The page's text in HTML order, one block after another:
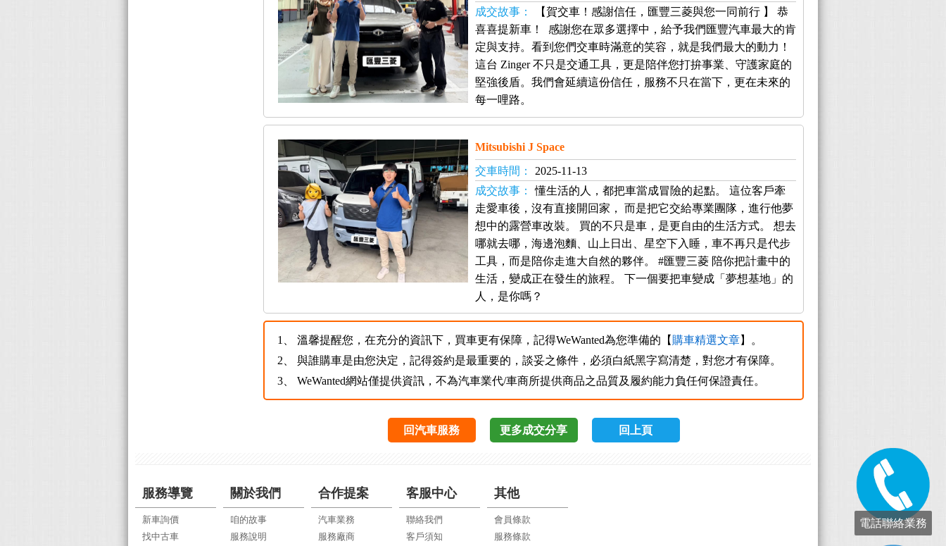
成交故事：
【賀交車！感謝信任，匯豐三菱與您一同前行 】 恭
喜喜提新車！ 感謝您在眾多選擇中，給予我們匯豐汽車最大的肯
定與支持。看到您們交車時滿意的笑容，就是我們最大的動力！
這台 Zinger 不只是交通工具，更是陪伴您打拚事業、守護家庭的
堅強後盾。我們會延續這份信任，服務不只在當下，更在未來的
每一哩路。
Mitsubishi J Space
交車時間：
2025-11-13
成交故事：
懂生活的人，都把車當成冒險的起點。 這位客戶牽
走愛車後，沒有直接開回家， 而是把它交給專業團隊，進行他夢
想中的露營車改裝。 買的不只是車，是更自由的生活方式。 想去
哪就去哪，海邊泡麵、山上日出、星空下入睡，車不再只是代步
工具，而是陪你走進大自然的夥伴。 #匯豐三菱 陪你把計畫中的
生活，變成正在發生的旅程。 下一個要把車變成「夢想基地」的
人，是你嗎？
1、 溫馨提醒您，在充分的資訊下，買車更有保障，記得WeWanted為您準備的【購車精選文章】。
2、
與誰購車是由您決定，記得簽約是最重要的，談妥之條件，必須白紙黑字寫清楚，對您才有保障。
3、
WeWanted網站僅提供資訊，不為汽車業代/車商所提供商品之品質及履約能力負任何保證責任。
回汽車服務 更多成交分享 回上頁
服務導覽
新車詢價
找中古車
關於我們
咱的故事
服務說明
合作提案
汽車業務
服務廠商
客服中心
聯絡我們
客戶須知
其他
會員條款
服務條款
電話聯絡業務